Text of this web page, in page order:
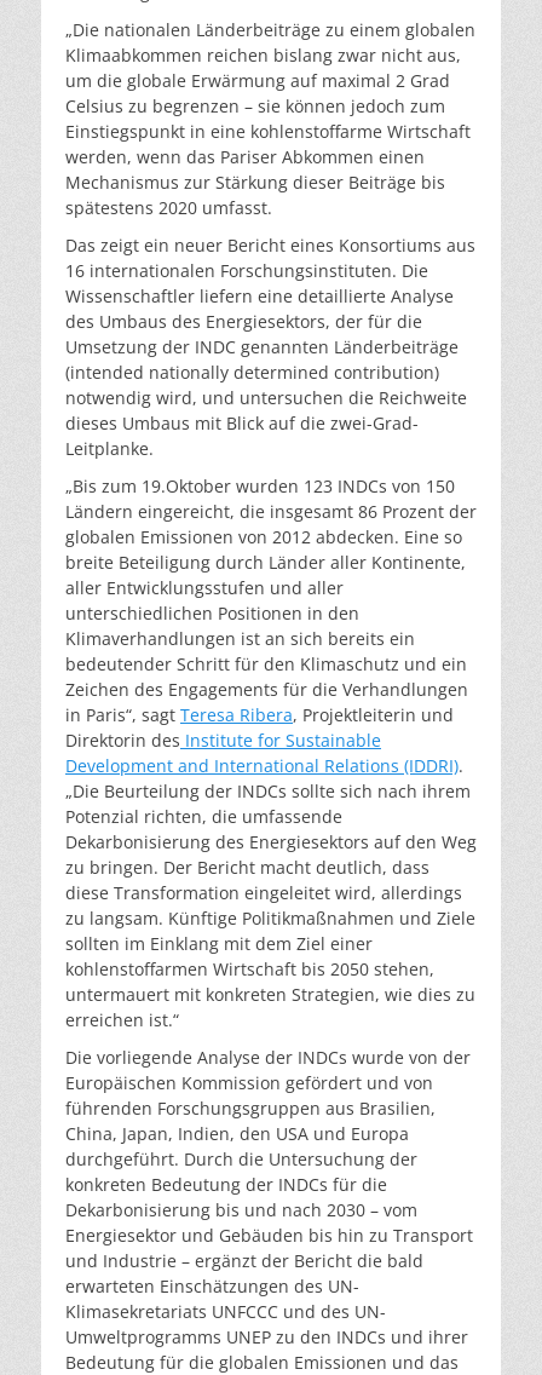
„Die nationalen Länderbeiträge zu einem globalen
Klimaabkommen reichen bislang zwar nicht aus,
um die globale Erwärmung auf maximal 2 Grad
Celsius zu begrenzen – sie können jedoch zum
Einstiegspunkt in eine kohlenstoffarme Wirtschaft
werden, wenn das Pariser Abkommen einen
Mechanismus zur Stärkung dieser Beiträge bis
spätestens 2020 umfasst.
Das zeigt ein neuer Bericht eines Konsortiums aus
16 internationalen Forschungsinstituten. Die
Wissenschaftler liefern eine detaillierte Analyse
des Umbaus des Energiesektors, der für die
Umsetzung der INDC genannten Länderbeiträge
(intended nationally determined contribution)
notwendig wird, und untersuchen die Reichweite
dieses Umbaus mit Blick auf die zwei-Grad-
Leitplanke.
„Bis zum 19.Oktober wurden 123 INDCs von 150
Ländern eingereicht, die insgesamt 86 Prozent der
globalen Emissionen von 2012 abdecken. Eine so
breite Beteiligung durch Länder aller Kontinente,
aller Entwicklungsstufen und aller
unterschiedlichen Positionen in den
Klimaverhandlungen ist an sich bereits ein
bedeutender Schritt für den Klimaschutz und ein
Zeichen des Engagements für die Verhandlungen
in Paris“, sagt Teresa Ribera, Projektleiterin und
Direktorin des Institute for Sustainable
Development and International Relations (IDDRI).
„Die Beurteilung der INDCs sollte sich nach ihrem
Potenzial richten, die umfassende
Dekarbonisierung des Energiesektors auf den Weg
zu bringen. Der Bericht macht deutlich, dass
diese Transformation eingeleitet wird, allerdings
zu langsam. Künftige Politikmaßnahmen und Ziele
sollten im Einklang mit dem Ziel einer
kohlenstoffarmen Wirtschaft bis 2050 stehen,
untermauert mit konkreten Strategien, wie dies zu
erreichen ist.“
Die vorliegende Analyse der INDCs wurde von der
Europäischen Kommission gefördert und von
führenden Forschungsgruppen aus Brasilien,
China, Japan, Indien, den USA und Europa
durchgeführt. Durch die Untersuchung der
konkreten Bedeutung der INDCs für die
Dekarbonisierung bis und nach 2030 – vom
Energiesektor und Gebäuden bis hin zu Transport
und Industrie – ergänzt der Bericht die bald
erwarteten Einschätzungen des UN-
Klimasekretariats UNFCCC und des UN-
Umweltprogramms UNEP zu den INDCs und ihrer
Bedeutung für die globalen Emissionen und das